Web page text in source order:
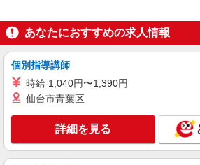
アルバイト パート
すき家 4号福島黒岩店
すき家の店舗スタッフ
時給1,080円 ※22:00
高校生時給1,033円 ※早
＋150円
福島県福島市黒岩堂之
キープ
あなたにおすすめの求人情報
個別指導講師
時給 1,040円〜1,390円
仙台市青葉区
詳細を見る